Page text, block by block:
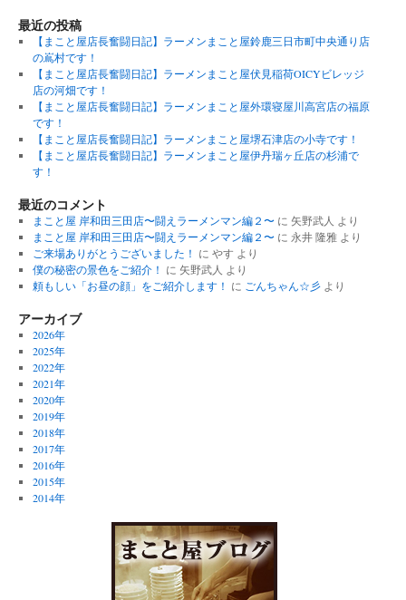
最近の投稿
【まこと屋店長奮闘日記】ラーメンまこと屋鈴鹿三日市町中央通り店
の嶌村です！
【まこと屋店長奮闘日記】ラーメンまこと屋伏見稲荷OICYビレッジ
店の河畑です！
【まこと屋店長奮闘日記】ラーメンまこと屋外環寝屋川高宮店の福原
です！
【まこと屋店長奮闘日記】ラーメンまこと屋堺石津店の小寺です！
【まこと屋店長奮闘日記】ラーメンまこと屋伊丹瑞ヶ丘店の杉浦で
す！
最近のコメント
まこと屋 岸和田三田店〜闘えラーメンマン編２〜に 矢野武人 より
まこと屋 岸和田三田店〜闘えラーメンマン編２〜に 永井 隆雅より
ご来場ありがとうございました！ に やす より
僕の秘密の景色をご紹介！ に 矢野武人 より
頼もしい「お昼の顔」をご紹介します！ に ごんちゃん☆彡より
アーカイブ
2026年
2025年
2022年
2021年
2020年
2019年
2018年
2017年
2016年
2015年
2014年